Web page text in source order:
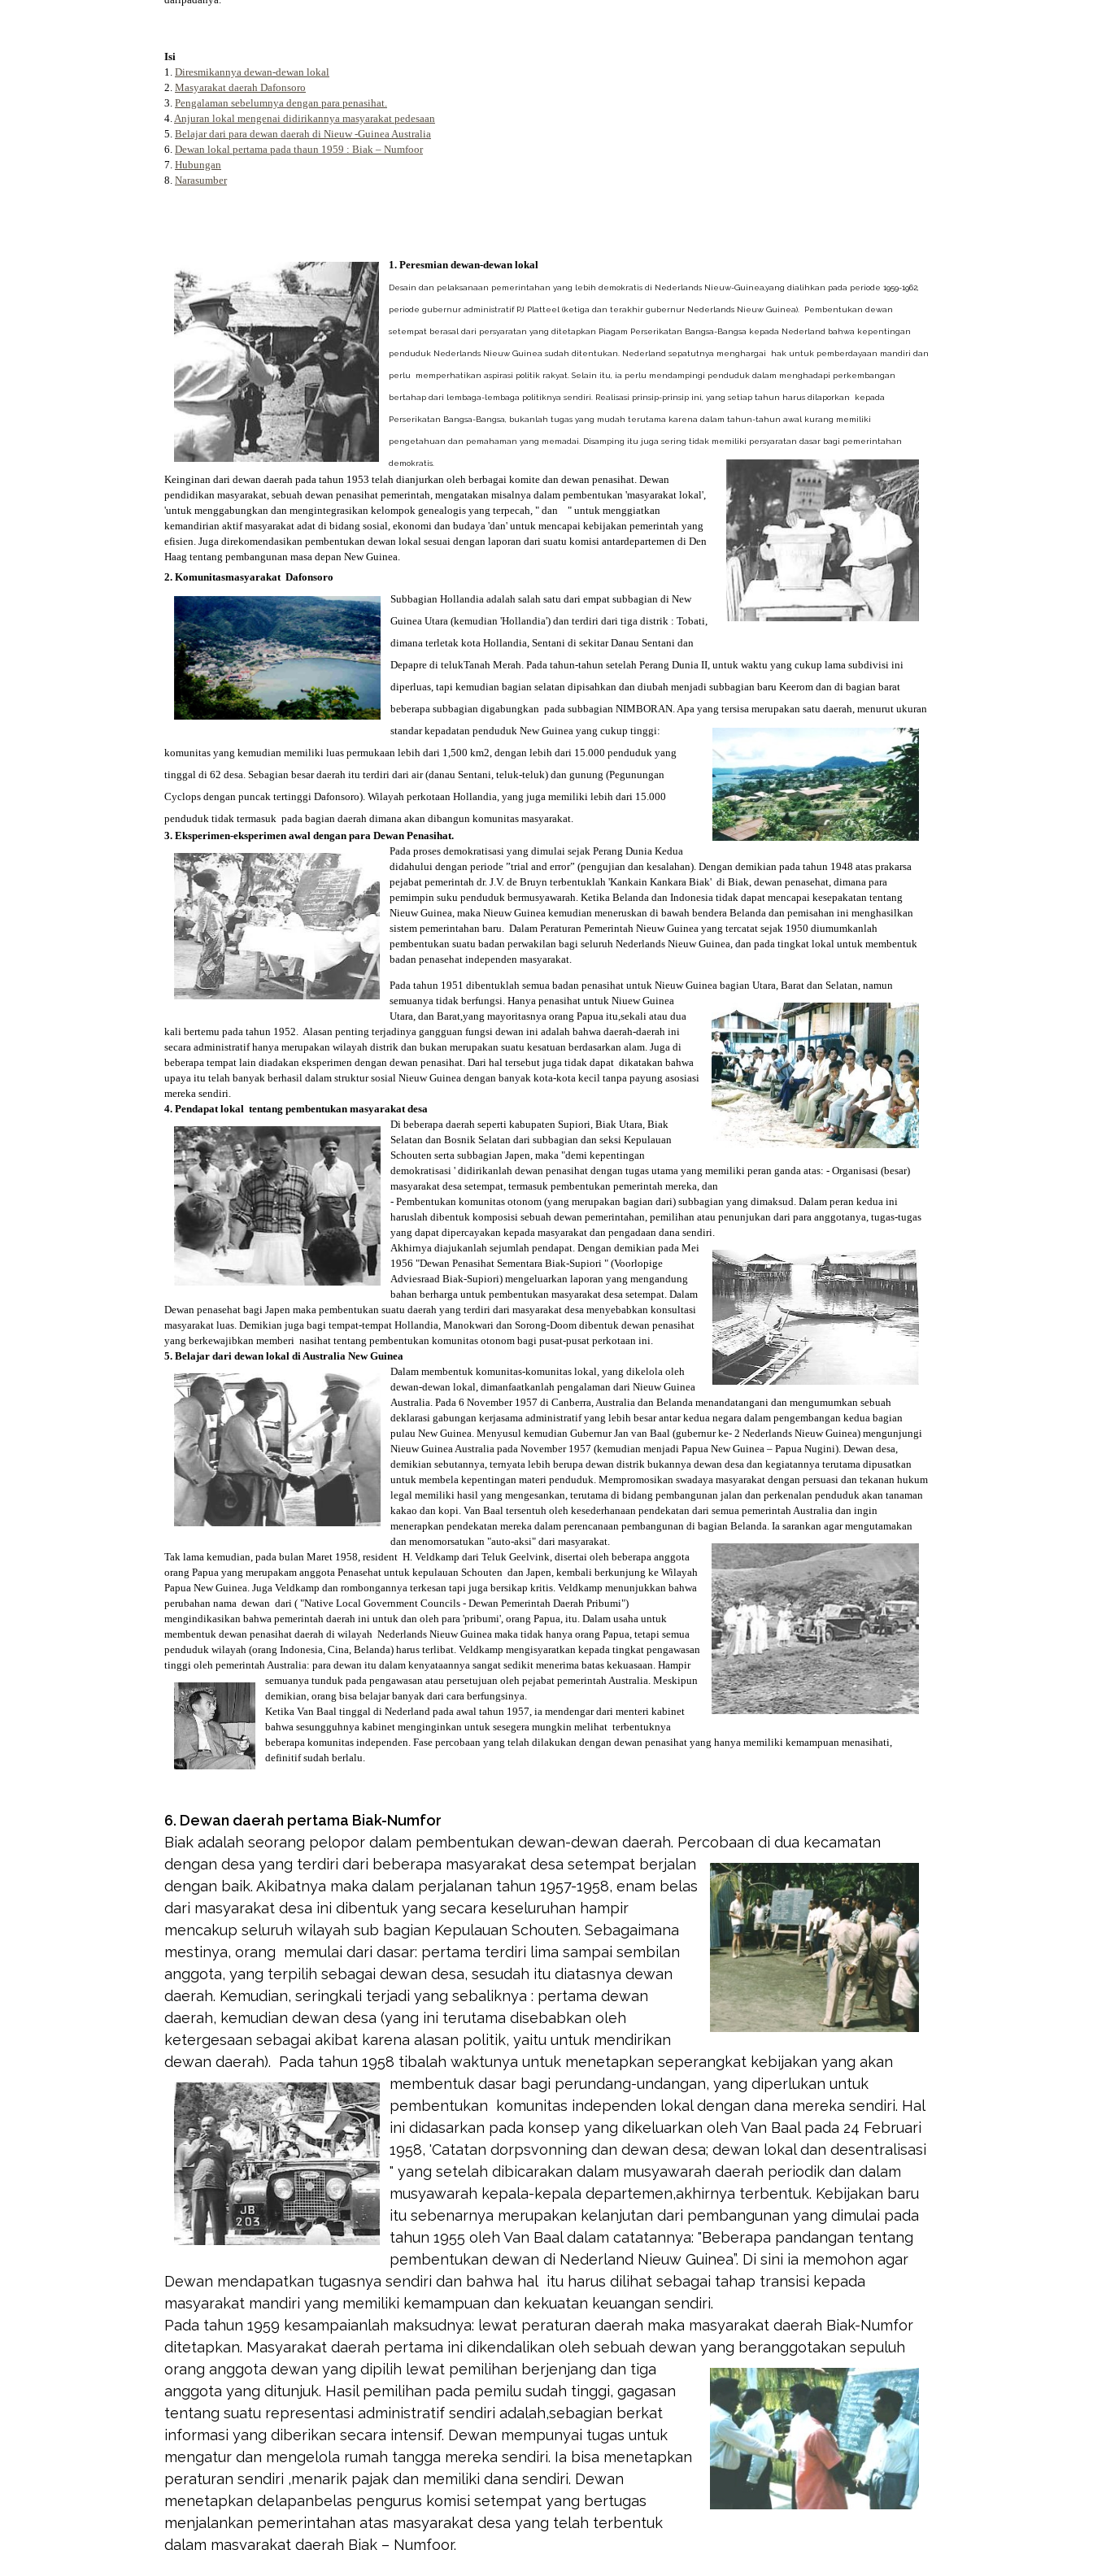
Isi
1. Diresmikannya dewan-dewan lokal
2. Masyarakat daerah Dafonsoro
3. Pengalaman sebelumnya dengan para penasihat.
4.Anjuran lokal mengenai didirikannya masyarakat pedesaan
5. Belajar dari para dewan daerah di Nieuw -Guinea Australia
6. Dewan lokal pertama pada thaun 1959 : Biak – Numfoor
7. Hubungan
8. Narasumber
1. Peresmian dewan-dewan lokal
Desain dan pelaksanaan pemerintahan yang lebih demokratis di Nederlands Nieuw-Guinea,yang dialihkan pada periode 1959-1962,
periode gubernur administratif PJ Platteel (ketiga dan terakhir gubernur Nederlands Nieuw Guinea). Pembentukan dewan
setempat berasal dari persyaratan yang ditetapkan Piagam Perserikatan Bangsa-Bangsa kepada Nederland bahwa kepentingan
penduduk Nederlands Nieuw Guinea sudah ditentukan. Nederland sepatutnya menghargai hak untuk pemberdayaan mandiri dan
perlu memperhatikan aspirasi politik rakyat. Selain itu, ia perlu mendampingi penduduk dalam menghadapi perkembangan
bertahap dari lembaga-lembaga politiknya sendiri. Realisasi prinsip-prinsip ini, yang setiap tahun harus dilaporkan kepada
Perserikatan Bangsa-Bangsa, bukanlah tugas yang mudah terutama karena dalam tahun-tahun awal kurang memiliki
pengetahuan dan pemahaman yang memadai. Disamping itu juga sering tidak memiliki persyaratan dasar bagi pemerintahan
demokratis.
Keinginan dari dewan daerah pada tahun 1953 telah dianjurkan oleh berbagai komite dan dewan penasihat. Dewan
pendidikan masyarakat, sebuah dewan penasihat pemerintah, mengatakan misalnya dalam pembentukan 'masyarakat lokal',
'untuk menggabungkan dan mengintegrasikan kelompok genealogis yang terpecah, " dan " untuk menggiatkan
kemandirian aktif masyarakat adat di bidang sosial, ekonomi dan budaya 'dan' untuk mencapai kebijakan pemerintah yang
efisien. Juga direkomendasikan pembentukan dewan lokal sesuai dengan laporan dari suatu komisi antardepartemen di Den
Haag tentang pembangunan masa depan New Guinea.
2. Komunitasmasyarakat Dafonsoro
Subbagian Hollandia adalah salah satu dari empat subbagian di New
Guinea Utara (kemudian 'Hollandia') dan terdiri dari tiga distrik : Tobati,
dimana terletak kota Hollandia, Sentani di sekitar Danau Sentani dan
Depapre di telukTanah Merah. Pada tahun-tahun setelah Perang Dunia II, untuk waktu yang cukup lama subdivisi ini
diperluas, tapi kemudian bagian selatan dipisahkan dan diubah menjadi subbagian baru Keerom dan di bagian barat
beberapa subbagian digabungkan pada subbagian NIMBORAN. Apa yang tersisa merupakan satu daerah, menurut ukuran
standar kepadatan penduduk New Guinea yang cukup tinggi:
komunitas yang kemudian memiliki luas permukaan lebih dari 1,500 km2, dengan lebih dari 15.000 penduduk yang
tinggal di 62 desa. Sebagian besar daerah itu terdiri dari air (danau Sentani, teluk-teluk) dan gunung (Pegunungan
Cyclops dengan puncak tertinggi Dafonsoro). Wilayah perkotaan Hollandia, yang juga memiliki lebih dari 15.000
penduduk tidak termasuk pada bagian daerah dimana akan dibangun komunitas masyarakat.
3. Eksperimen-eksperimen awal dengan para Dewan Penasihat.
Pada proses demokratisasi yang dimulai sejak Perang Dunia Kedua
didahului dengan periode ”trial and error” (pengujian dan kesalahan). Dengan demikian pada tahun 1948 atas prakarsa
pejabat pemerintah dr. J.V. de Bruyn terbentuklah 'Kankain Kankara Biak' di Biak, dewan penasehat, dimana para
pemimpin suku penduduk bermusyawarah. Ketika Belanda dan Indonesia tidak dapat mencapai kesepakatan tentang
Nieuw Guinea, maka Nieuw Guinea kemudian meneruskan di bawah bendera Belanda dan pemisahan ini menghasilkan
sistem pemerintahan baru. Dalam Peraturan Pemerintah Nieuw Guinea yang tercatat sejak 1950 diumumkanlah
pembentukan suatu badan perwakilan bagi seluruh Nederlands Nieuw Guinea, dan pada tingkat lokal untuk membentuk
badan penasehat independen masyarakat.
Pada tahun 1951 dibentuklah semua badan penasihat untuk Nieuw Guinea bagian Utara, Barat dan Selatan, namun
semuanya tidak berfungsi. Hanya penasihat untuk Niuew Guinea
Utara, dan Barat,yang mayoritasnya orang Papua itu,sekali atau dua
kali bertemu pada tahun 1952. Alasan penting terjadinya gangguan fungsi dewan ini adalah bahwa daerah-daerah ini
secara administratif hanya merupakan wilayah distrik dan bukan merupakan suatu kesatuan berdasarkan alam. Juga di
beberapa tempat lain diadakan eksperimen dengan dewan penasihat. Dari hal tersebut juga tidak dapat dikatakan bahwa
upaya itu telah banyak berhasil dalam struktur sosial Nieuw Guinea dengan banyak kota-kota kecil tanpa payung asosiasi
mereka sendiri.
4. Pendapat lokal tentang pembentukan masyarakat desa
Di beberapa daerah seperti kabupaten Supiori, Biak Utara, Biak
Selatan dan Bosnik Selatan dari subbagian dan seksi Kepulauan
Schouten serta subbagian Japen, maka "demi kepentingan
demokratisasi ' didirikanlah dewan penasihat dengan tugas utama yang memiliki peran ganda atas: - Organisasi (besar)
masyarakat desa setempat, termasuk pembentukan pemerintah mereka, dan
- Pembentukan komunitas otonom (yang merupakan bagian dari) subbagian yang dimaksud. Dalam peran kedua ini
haruslah dibentuk komposisi sebuah dewan pemerintahan, pemilihan atau penunjukan dari para anggotanya, tugas-tugas
yang dapat dipercayakan kepada masyarakat dan pengadaan dana sendiri.
Akhirnya diajukanlah sejumlah pendapat. Dengan demikian pada Mei
1956 "Dewan Penasihat Sementara Biak-Supiori " (Voorlopige
Adviesraad Biak-Supiori) mengeluarkan laporan yang mengandung
bahan berharga untuk pembentukan masyarakat desa setempat. Dalam
Dewan penasehat bagi Japen maka pembentukan suatu daerah yang terdiri dari masyarakat desa menyebabkan konsultasi
masyarakat luas. Demikian juga bagi tempat-tempat Hollandia, Manokwari dan Sorong-Doom dibentuk dewan penasihat
yang berkewajibkan memberi nasihat tentang pembentukan komunitas otonom bagi pusat-pusat perkotaan ini.
5. Belajar dari dewan lokal di Australia New Guinea
Dalam membentuk komunitas-komunitas lokal, yang dikelola oleh
dewan-dewan lokal, dimanfaatkanlah pengalaman dari Nieuw Guinea
Australia. Pada 6 November 1957 di Canberra, Australia dan Belanda menandatangani dan mengumumkan sebuah
deklarasi gabungan kerjasama administratif yang lebih besar antar kedua negara dalam pengembangan kedua bagian
pulau New Guinea. Menyusul kemudian Gubernur Jan van Baal (gubernur ke- 2 Nederlands Nieuw Guinea) mengunjungi
Nieuw Guinea Australia pada November 1957 (kemudian menjadi Papua New Guinea – Papua Nugini). Dewan desa,
demikian sebutannya, ternyata lebih berupa dewan distrik bukannya dewan desa dan kegiatannya terutama dipusatkan
untuk membela kepentingan materi penduduk. Mempromosikan swadaya masyarakat dengan persuasi dan tekanan hukum
legal memiliki hasil yang mengesankan, terutama di bidang pembangunan jalan dan perkenalan penduduk akan tanaman
kakao dan kopi. Van Baal tersentuh oleh kesederhanaan pendekatan dari semua pemerintah Australia dan ingin
menerapkan pendekatan mereka dalam perencanaan pembangunan di bagian Belanda. Ia sarankan agar mengutamakan
dan menomorsatukan "auto-aksi" dari masyarakat.
Tak lama kemudian, pada bulan Maret 1958, resident H. Veldkamp dari Teluk Geelvink, disertai oleh beberapa anggota
orang Papua yang merupakam anggota Penasehat untuk kepulauan Schouten dan Japen, kembali berkunjung ke Wilayah
Papua New Guinea. Juga Veldkamp dan rombongannya terkesan tapi juga bersikap kritis. Veldkamp menunjukkan bahwa
perubahan nama dewan dari ( "Native Local Government Councils - Dewan Pemerintah Daerah Pribumi")
mengindikasikan bahwa pemerintah daerah ini untuk dan oleh para 'pribumi', orang Papua, itu. Dalam usaha untuk
membentuk dewan penasihat daerah di wilayah Nederlands Nieuw Guinea maka tidak hanya orang Papua, tetapi semua
penduduk wilayah (orang Indonesia, Cina, Belanda) harus terlibat. Veldkamp mengisyaratkan kepada tingkat pengawasan
tinggi oleh pemerintah Australia: para dewan itu dalam kenyataannya sangat sedikit menerima batas kekuasaan. Hampir
semuanya tunduk pada pengawasan atau persetujuan oleh pejabat pemerintah Australia. Meskipun
demikian, orang bisa belajar banyak dari cara berfungsinya.
Ketika Van Baal tinggal di Nederland pada awal tahun 1957, ia mendengar dari menteri kabinet
bahwa sesungguhnya kabinet menginginkan untuk sesegera mungkin melihat terbentuknya
beberapa komunitas independen. Fase percobaan yang telah dilakukan dengan dewan penasihat yang hanya memiliki kemampuan menasihati,
definitif sudah berlalu.
6. Dewan daerah pertama Biak-Numfor
Biak adalah seorang pelopor dalam pembentukan dewan-dewan daerah. Percobaan di dua kecamatan
dengan desa yang terdiri dari beberapa masyarakat desa setempat berjalan
dengan baik. Akibatnya maka dalam perjalanan tahun 1957-1958, enam belas
dari masyarakat desa ini dibentuk yang secara keseluruhan hampir
mencakup seluruh wilayah sub bagian Kepulauan Schouten. Sebagaimana
mestinya, orang memulai dari dasar: pertama terdiri lima sampai sembilan
anggota, yang terpilih sebagai dewan desa, sesudah itu diatasnya dewan
daerah. Kemudian, seringkali terjadi yang sebaliknya : pertama dewan
daerah, kemudian dewan desa (yang ini terutama disebabkan oleh
ketergesaan sebagai akibat karena alasan politik, yaitu untuk mendirikan
dewan daerah). Pada tahun 1958 tibalah waktunya untuk menetapkan seperangkat kebijakan yang akan
membentuk dasar bagi perundang-undangan, yang diperlukan untuk
pembentukan komunitas independen lokal dengan dana mereka sendiri. Hal
ini didasarkan pada konsep yang dikeluarkan oleh Van Baal pada 24 Februari
1958, 'Catatan dorpsvonning dan dewan desa; dewan lokal dan desentralisasi
" yang setelah dibicarakan dalam musyawarah daerah periodik dan dalam
musyawarah kepala-kepala departemen,akhirnya terbentuk. Kebijakan baru
itu sebenarnya merupakan kelanjutan dari pembangunan yang dimulai pada
tahun 1955 oleh Van Baal dalam catatannya: "Beberapa pandangan tentang
pembentukan dewan di Nederland Nieuw Guinea”. Di sini ia memohon agar
Dewan mendapatkan tugasnya sendiri dan bahwa hal itu harus dilihat sebagai tahap transisi kepada
masyarakat mandiri yang memiliki kemampuan dan kekuatan keuangan sendiri.
Pada tahun 1959 kesampaianlah maksudnya: lewat peraturan daerah maka masyarakat daerah Biak-Numfor
ditetapkan. Masyarakat daerah pertama ini dikendalikan oleh sebuah dewan yang beranggotakan sepuluh
orang anggota dewan yang dipilih lewat pemilihan berjenjang dan tiga
anggota yang ditunjuk. Hasil pemilihan pada pemilu sudah tinggi, gagasan
tentang suatu representasi administratif sendiri adalah,sebagian berkat
informasi yang diberikan secara intensif. Dewan mempunyai tugas untuk
mengatur dan mengelola rumah tangga mereka sendiri. Ia bisa menetapkan
peraturan sendiri ,menarik pajak dan memiliki dana sendiri. Dewan
menetapkan delapanbelas pengurus komisi setempat yang bertugas
menjalankan pemerintahan atas masyarakat desa yang telah terbentuk
dalam masyarakat daerah Biak – Numfoor.